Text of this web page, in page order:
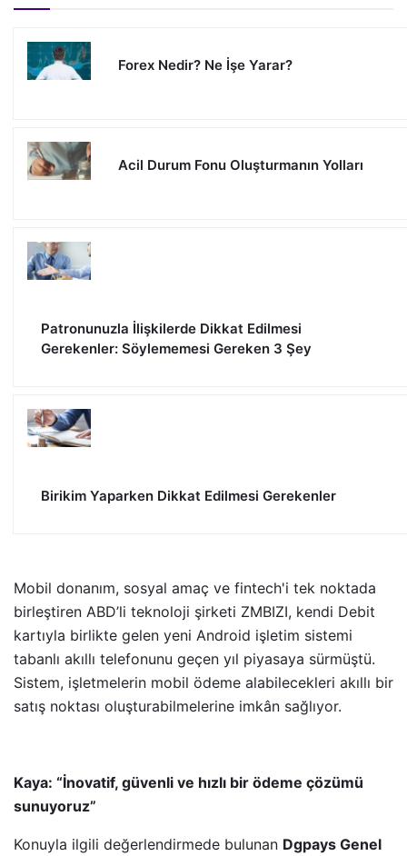
Forex Nedir? Ne İşe Yarar?
Acil Durum Fonu Oluşturmanın Yolları
Patronunuzla İlişkilerde Dikkat Edilmesi
Gerekenler: Söylememesi Gereken 3 Şey
Birikim Yaparken Dikkat Edilmesi Gerekenler
Mobil donanım, sosyal amaç ve fintech'i tek noktada
birleştiren ABD’li teknoloji şirketi ZMBIZI, kendi Debit
kartıyla birlikte gelen yeni Android işletim sistemi
tabanlı akıllı telefonunu geçen yıl piyasaya sürmüştü.
Sistem, işletmelerin mobil ödeme alabilecekleri akıllı bir
satış noktası oluşturabilmelerine imkân sağlıyor.
Kaya: “İnovatif, güvenli ve hızlı bir ödeme çözümü
sunuyoruz”
Konuyla ilgili değerlendirmede bulunan Dgpays Genel